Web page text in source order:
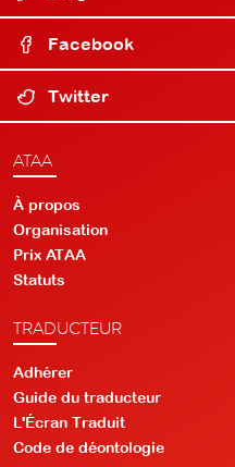
Facebook
Twitter
ATAA
À propos
Organisation
Prix ATAA
Statuts
TRADUCTEUR
Adhérer
Guide du traducteur
L'Écran Traduit
Code de déontologie